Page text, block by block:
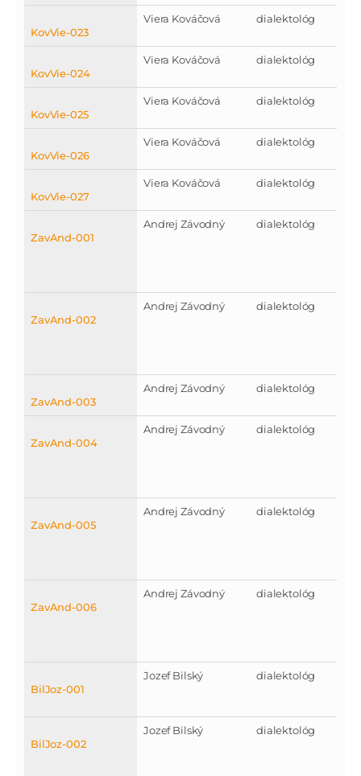
KovVie-023
Viera Kováčová dialektológ
KovVie-024
Viera Kováčová dialektológ
KovVie-025
Viera Kováčová dialektológ
KovVie-026
Viera Kováčová dialektológ
KovVie-027
Viera Kováčová dialektológ
ZavAnd-001
Andrej Závodný dialektológ
ZavAnd-002
Andrej Závodný dialektológ
ZavAnd-003
Andrej Závodný dialektológ
ZavAnd-004
Andrej Závodný dialektológ
ZavAnd-005
Andrej Závodný dialektológ
ZavAnd-006
Andrej Závodný dialektológ
BilJoz-001
Jozef Bilský dialektológ
BilJoz-002
Jozef Bilský dialektológ